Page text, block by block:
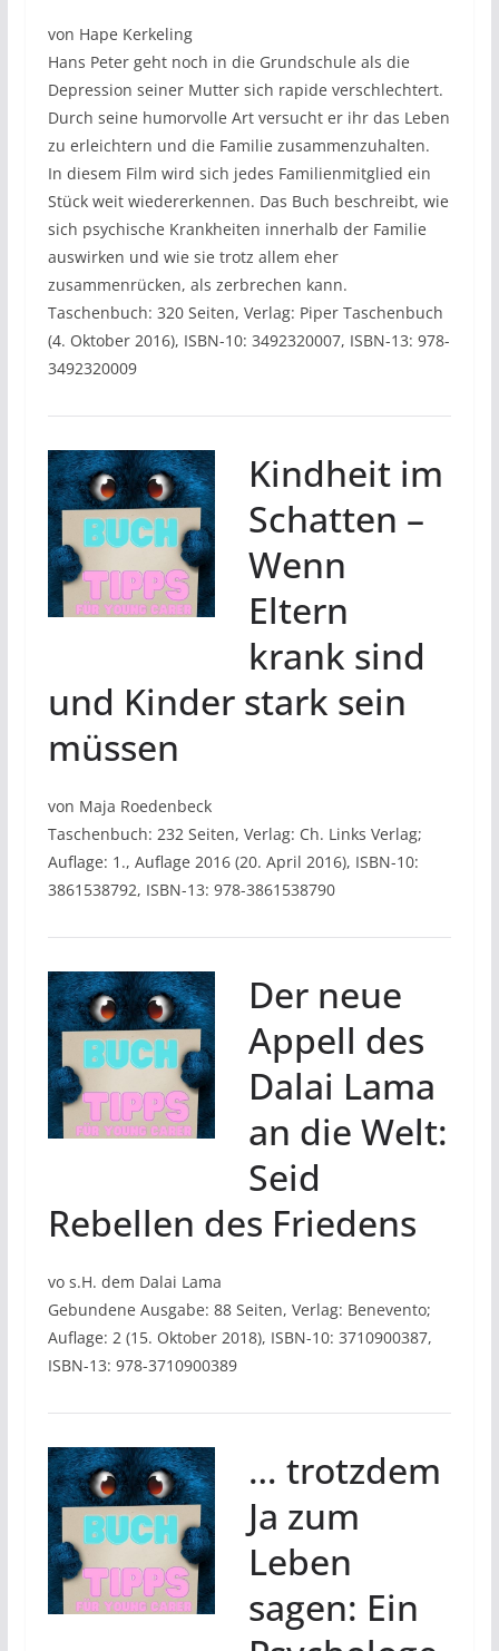
von Hape Kerkeling
Hans Peter geht noch in die Grundschule als die
Depression seiner Mutter sich rapide verschlechtert.
Durch seine humorvolle Art versucht er ihr das Leben
zu erleichtern und die Familie zusammenzuhalten.
In diesem Film wird sich jedes Familienmitglied ein
Stück weit wiedererkennen. Das Buch beschreibt, wie
sich psychische Krankheiten innerhalb der Familie
auswirken und wie sie trotz allem eher
zusammenrücken, als zerbrechen kann.
Taschenbuch: 320 Seiten, Verlag: Piper Taschenbuch
(4. Oktober 2016), ISBN-10: 3492320007, ISBN-13: 978-
3492320009
Kindheit im
Schatten –
Wenn
Eltern
krank sind
und Kinder stark sein
müssen
von Maja Roedenbeck
Taschenbuch: 232 Seiten, Verlag: Ch. Links Verlag;
Auflage: 1., Auflage 2016 (20. April 2016), ISBN-10:
3861538792, ISBN-13: 978-3861538790
Der neue
Appell des
Dalai Lama
an die Welt:
Seid
Rebellen des Friedens
vo s.H. dem Dalai Lama
Gebundene Ausgabe: 88 Seiten, Verlag: Benevento;
Auflage: 2 (15. Oktober 2018), ISBN-10: 3710900387,
ISBN-13: 978-3710900389
… trotzdem
Ja zum
Leben
sagen: Ein